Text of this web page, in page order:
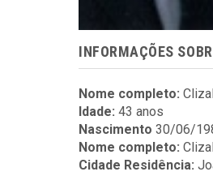
INFORMAÇÕES
Nome completo:
Idade: 43 anos
Nascimento 30/06/
Nome completo:
Cidade Residência: